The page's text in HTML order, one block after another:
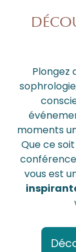
Plongez
moments
Que ce
vous est